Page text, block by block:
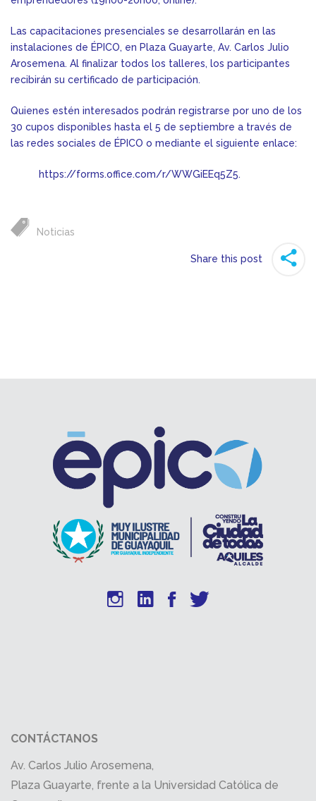
Las capacitaciones presenciales se desarrollarán en las
instalaciones de ÉPICO, en Plaza Guayarte, Av. Carlos Julio
Arosemena. Al finalizar todos los talleres, los participantes
recibirán su certificado de participación.
Quienes estén interesados podrán registrarse por uno de los
30 cupos disponibles hasta el 5 de septiembre a través de
las redes sociales de ÉPICO o mediante el siguiente enlace:
https://forms.office.com/r/WWGiEEq5Z5.
Noticias
Share this post
CONTÁCTANOS
Av. Carlos Julio Arosemena,
Plaza Guayarte, frente a la Universidad Católica de